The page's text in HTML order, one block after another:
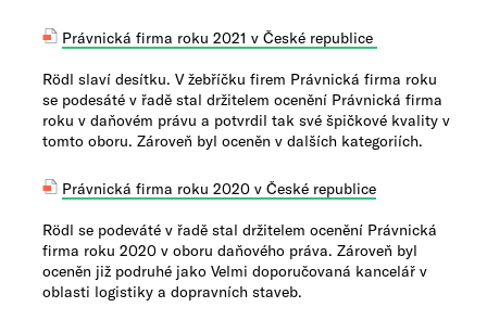
Právnická firma roku 2021 v České republice
Rödl slaví desítku. V žebříčku firem Právnická firma roku
se podesáté v řadě stal držitelem ocenění Právnická firma
roku v daňovém právu a potvrdil tak své špičkové kvality v
tomto oboru. Zároveň byl oceněn v dalších kategoriích.
Právnická firma roku 2020 v České republice
Rödl se podeváté v řadě stal držitelem ocenění Právnická
firma roku 2020 v oboru daňového práva.Zároveň byl
oceněn již podruhé jako Velmi doporučovaná kancelář v
oblasti logistiky a dopravních staveb.